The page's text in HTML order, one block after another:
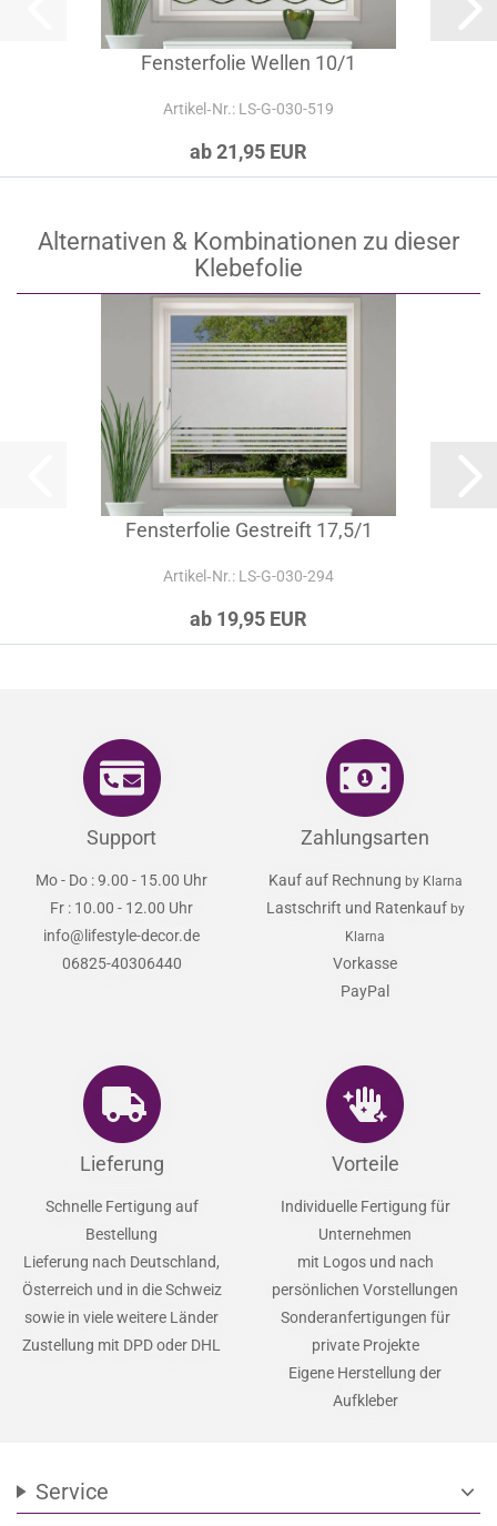
Fensterfolie Wellen 10/1
Artikel‑Nr.: LS-G-030-519
ab 21,95 EUR
Alternativen & Kombinationen zu dieser
Klebefolie
Fensterfolie Gestreift 17,5/1
Artikel‑Nr.: LS-G-030-294
ab 19,95 EUR
Support
Mo - Do : 9.00 - 15.00 Uhr
Fr : 10.00 - 12.00 Uhr
info@lifestyle-decor.de
06825-40306440
Zahlungsarten
Kauf auf Rechnung by Klarna
Lastschrift und Ratenkauf by
Klarna
Vorkasse
PayPal
Lieferung
Schnelle Fertigung auf
Bestellung
Lieferung nach Deutschland,
Österreich und in die Schweiz
sowie in viele weitere Länder
Zustellung mit DPD oder DHL
Vorteile
Individuelle Fertigung für
Unternehmen
mit Logos und nach
persönlichen Vorstellungen
Sonderanfertigungen für
private Projekte
Eigene Herstellung der
Aufkleber
Service expand_more